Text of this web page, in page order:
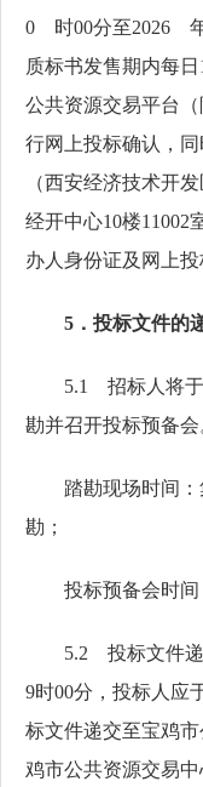
0 时00分至2026
质标书发售期内每日
公共资源交易平台
行网上投标确认，
（西安经济技术开
经开中心10楼11002
办人身份证及网上投
5．投标文件的
5.1 招标人将于
勘并召开投标预备会
踏勘现场时间
勘；
投标预备会时间
5.2 投标文件
9时00分，投标人应
标文件递交至宝鸡
鸡市公共资源交易